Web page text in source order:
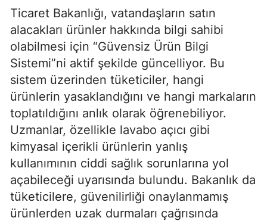
Ticaret Bakanlığı, vatandaşların satın
alacakları ürünler hakkında bilgi sahibi
olabilmesi için “Güvensiz Ürün Bilgi
Sistemi”ni aktif şekilde güncelliyor. Bu
sistem üzerinden tüketiciler, hangi
ürünlerin yasaklandığını ve hangi markaların
toplatıldığını anlık olarak öğrenebiliyor.
Uzmanlar, özellikle lavabo açıcı gibi
kimyasal içerikli ürünlerin yanlış
kullanımının ciddi sağlık sorunlarına yol
açabileceği uyarısında bulundu. Bakanlık da
tüketicilere, güvenilirliği onaylanmamış
ürünlerden uzak durmaları çağrısında